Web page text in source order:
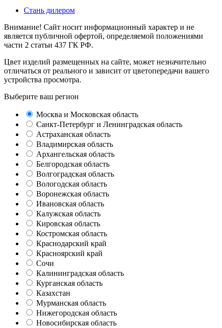
Стань дилером
Внимание! Сайт носит информационный характер и не
является публичной офертой, определяемой положениями
части 2 статьи 437 ГК РФ.
Цвет изделий размещенных на сайте, может незначительно
отличаться от реального и зависит от цветопередачи вашего
устройства просмотра.
Выберите ваш регион
Москва и Московская область
Санкт-Петербург и Ленинградская область
Астраханская область
Владимирская область
Архангельская область
Белгородская область
Волгоградская область
Вологодская область
Воронежская область
Ивановская область
Калужская область
Кировская область
Костромская область
Краснодарский край
Красноярский край
Сочи
Калининградская область
Курганская область
Казахстан
Мурманская область
Нижегородская область
Новосибирская область